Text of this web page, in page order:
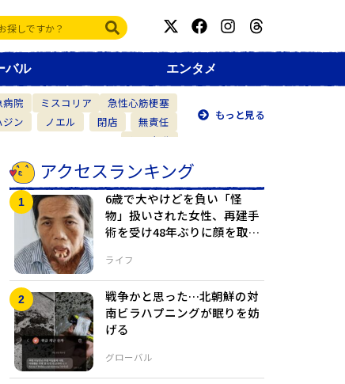
バル エンタメ
病院 ミスコリア
急性心筋梗塞
ジン ノエル 閉店
無責任
仲間意識
もっと見る
アクセスランキング
ライフ
6歳で大やけどを負い「怪
物」扱いされた女性、再建手
術を受け48年ぶりに顔を取り
グローバル
戦争かと思った…北朝鮮の対
南ビラハプニングが眠りを妨
げる